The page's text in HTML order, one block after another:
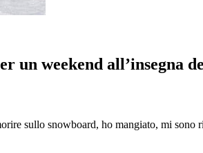
un weekend all’insegna
sullo snowboard, ho mangiato, mi sono